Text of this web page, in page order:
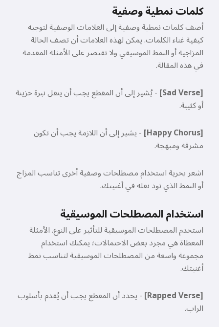
كلمات نمطية وصفية
أضف كلمات نمطية وصفية إلى العلامات الوصفية لتوجيه
كيفية غناء الكلمات. يمكن لهذه العلامات أن تصف الحالة
المزاجية أو النمط الموسيقي ولا تقتصر على الأمثلة المقدمة
في هذه المقالة.
[Sad Verse]
- يُشير إلى أن المقطع يجب أن ينقل نبرة حزينة
أو كئيبة.
[Happy Chorus]
- يشير إلى أن اللازمة يجب أن تكون
مشرقة ومبهجة.
اشعر بحرية استخدام مصطلحات وصفية أخرى تناسب المزاج
أو النمط الذي تود نقله في أغنيتك.
استخدام المصطلحات الموسيقية
استخدم المصطلحات الموسيقية للتأثير على النوع. الأمثلة
المعطاة هي مجرد بعض الاحتمالات؛ يمكنك استخدام
مجموعة واسعة من المصطلحات الموسيقية لتناسب نمط
أغنيتك.
[Rapped Verse]
- يحدد أن المقطع يجب أن يُقدم بأسلوب
الراب.
يمكنني إنشاء أغاني، كتابة قصائد
وتهنئات 🥰
جربه مجانًا